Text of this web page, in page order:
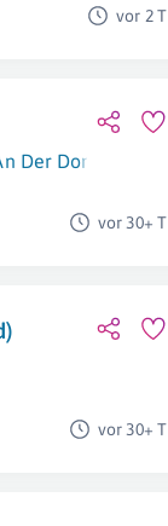
vor 2 T
Der Donau
vor 30+ T
vor 30+ T